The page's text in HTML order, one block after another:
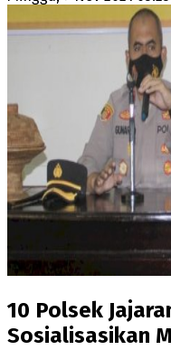
10 Polsek
Sosialisasikan